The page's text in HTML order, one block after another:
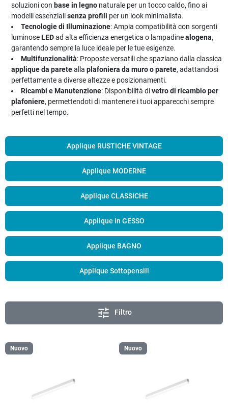
soluzioni con base in legno naturale per un tocco caldo, fino ai
modelli essenzialisenza profili per un look minimalista.
Tecnologie di Illuminazione: Ampia compatibilità con sorgenti
luminoseLEDad alta efficienza energetica o lampadinealogena,
garantendo sempre la luce ideale per le tue esigenze.
Multifunzionalità: Proposte versatili che spaziano dalla classica
applique da paretealla plafoniera da muro o parete, adattandosi
perfettamente a diverse altezze e posizionamenti.
Ricambi e Manutenzione: Disponibilità divetro di ricambio per
plafoniere, permettendoti di mantenere i tuoi apparecchi sempre
perfetti nel tempo.
Applique RUSTICHE VINTAGE
Applique MODERNE
Applique CLASSICHE
Applique in GESSO
Applique BAGNO
Applique Sottopensili
tune Filtro
Nuovo Nuovo